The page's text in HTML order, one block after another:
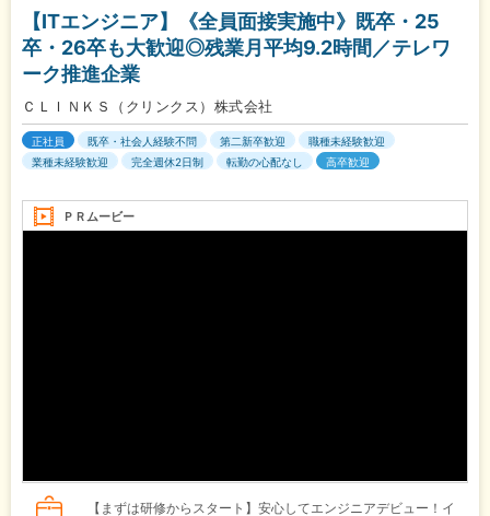
【ITエンジニア】《全員面接実施中》既卒・25
卒・26卒も大歓迎◎残業月平均9.2時間／テレワ
ーク推進企業
ＣＬＩＮＫＳ（クリンクス）株式会社
正社員 既卒・社会人経験不問 第二新卒歓迎
職種未経験歓迎
業種未経験歓迎
完全週休2日制 転勤の心配なし 高卒歓迎
ＰＲムービー
【まずは研修からスタート】安心してエンジニアデビュー！イ